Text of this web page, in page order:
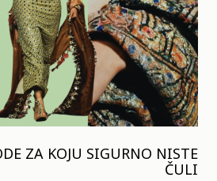
ZA KOJU SIGURNO NISTE
ČULI